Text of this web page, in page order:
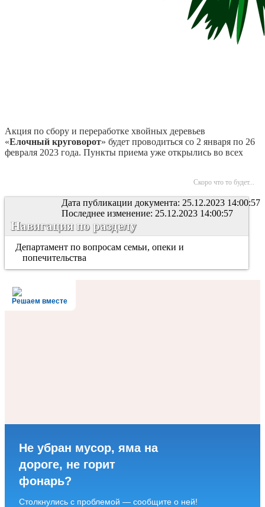
Акция по сбору и переработке хвойных деревьев
«Елочный круговорот» будет проводиться со 2 января по 26
февраля 2023 года. Пункты приема уже открылись во всех
Скоро что то будет...
Дата публикации документа: 25.12.2023 14:00:57
Последнее изменение: 25.12.2023 14:00:57
Навигация по разделу
Департамент по вопросам семьи, опеки и
попечительства
Решаем вместе
Не убран мусор, яма на
дороге, не горит
фонарь?
Столкнулись с проблемой — сообщите о ней!